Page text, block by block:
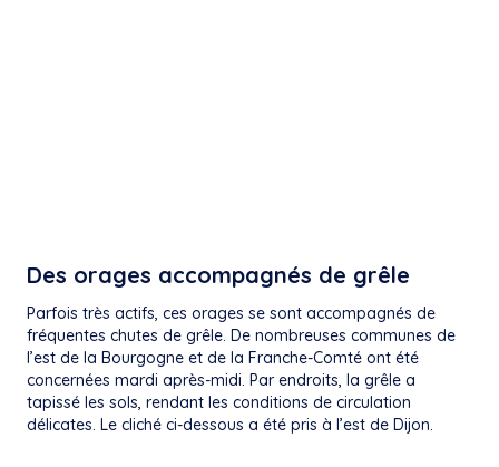
Des orages accompagnés de grêle
Parfois très actifs, ces orages se sont accompagnés de
fréquentes chutes de grêle. De nombreuses communes de
l’est de la Bourgogne et de la Franche-Comté ont été
concernées mardi après-midi. Par endroits, la grêle a
tapissé les sols, rendant les conditions de circulation
délicates. Le cliché ci-dessous a été pris à l’est de Dijon.